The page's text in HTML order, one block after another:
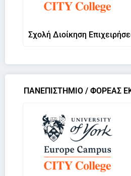
Σχολή Διοίκηση
ΠΑΝΕΠΙΣΤΗΜΙΟ / ΦΟΡΕΑΣ